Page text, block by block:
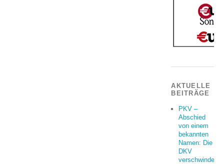
AKTUELLE
BEITRÄGE
PKV –
Abschied
von einem
bekannten
Namen: Die
DKV
verschwindet